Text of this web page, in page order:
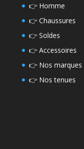
👉 Homme
👉 Chaussures
👉 Soldes
👉 Accessoires
👉 Nos marques
👉 Nos tenues